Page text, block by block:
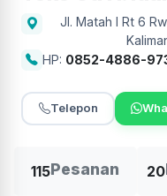
Jl. Matah I Rt 6
HP: 0852-4886-
Telepon
115Pesanan 20